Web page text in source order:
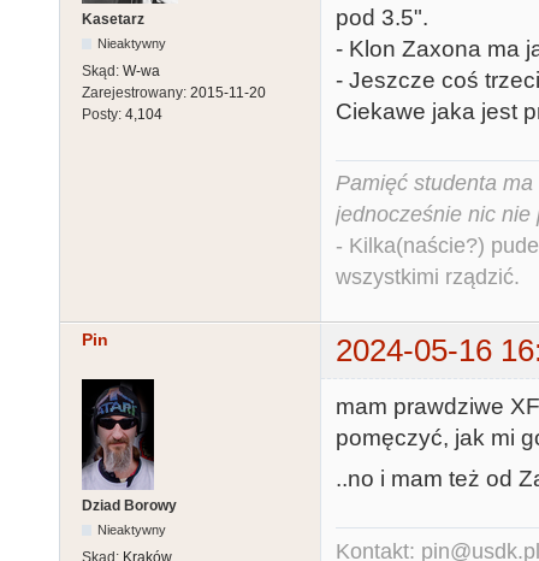
Kasetarz
Nieaktywny
Skąd: W-wa
Zarejestrowany: 2015-11-20
Posty: 4,104
pod 3.5".
- Klon Zaxona ma
- Jeszcze coś
Ciekawe jaka jest
Pamięć studenta
jednocześnie nic nie
- Kilka(naście?)
wszystkimi rządzić.
Pin 2024-05-16
Dziad Borowy
Nieaktywny
Skąd: Kraków
mam prawdziwe
pomęczyć, jak mi
..no i mam też od
Kontakt: pin@usdk.pl